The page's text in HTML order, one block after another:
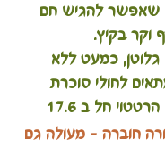
שאפשר להגיש חם
וקר בקיץ.
גלוטן, כמעט ללא
לחולי סוכרת
חל ב 17.6
חוברה - מעולה גם